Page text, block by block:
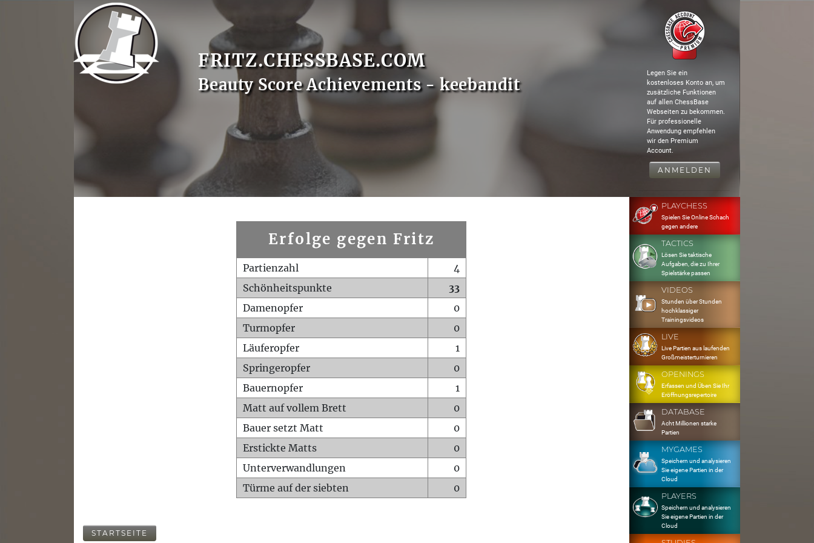
FRITZ.CHESSBASE.COM
Beauty Score Achievements - keebandit
Legen Sie ein
kostenloses Konto an, um
zusätzliche Funktionen
auf allen ChessBase
Webseiten zu bekommen.
Für professionelle
Anwendung empfehlen
wir den Premium
Account.
ANMELDEN
Erfolge gegen Fritz
Partienzahl
4
Schönheitspunkte
33
Damenopfer
0
Turmopfer
0
Läuferopfer
1
Springeropfer
0
Bauernopfer
1
Matt auf vollem Brett
0
Bauer setzt Matt
0
Erstickte Matts
0
Unterverwandlungen
0
Türme auf der siebten
0
STARTSEITE
PLAYCHESS
Spielen Sie Online Schach
gegen andere
TACTICS
Lösen Sie taktische
Aufgaben, die zu Ihrer
Spielstärke passen
VIDEOS
Stunden über Stunden
hochklassiger
Trainingsvideos
LIVE
Live Partien aus laufenden
Großmeisterturnieren
OPENINGS
Erfassen und Üben Sie Ihr
Eröffnungsrepertoire
DATABASE
Acht Millionen starke
Partien
MYGAMES
Speichern und analysieren
Sie eigene Partien in der
Cloud
PLAYERS
Speichern und analysieren
Sie eigene Partien in der
Cloud